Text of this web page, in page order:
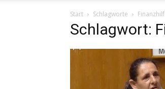
Start Schlagworte
Schlagwort: